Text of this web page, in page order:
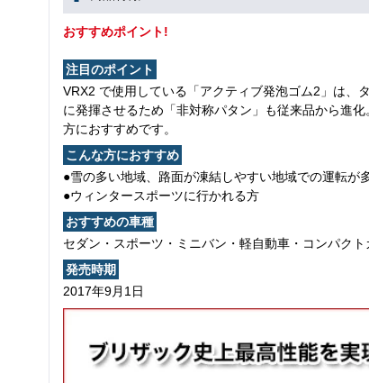
おすすめポイント!
注目のポイント
VRX2 で使用している「アクティブ発泡ゴム2」は、
に発揮させるため「非対称パタン」も従来品から進
方におすすめです。
こんな方におすすめ
●雪の多い地域、路面が凍結しやすい地域での運転が
●ウィンタースポーツに行かれる方
おすすめの車種
セダン・スポーツ・ミニバン・軽自動車・コンパクト
発売時期
2017年9月1日